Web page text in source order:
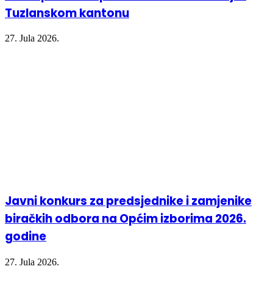
Tuzlanskom kantonu
27. Jula 2026.
Javni konkurs za predsjednike i zamjenike
biračkih odbora na Općim izborima 2026.
godine
27. Jula 2026.